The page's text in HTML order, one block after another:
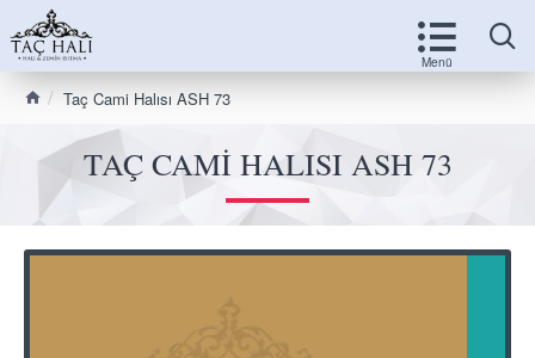
Taç Cami Halısı ASH 73
TAÇ CAMI HALISI ASH 73